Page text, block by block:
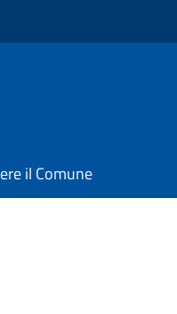
il Comune